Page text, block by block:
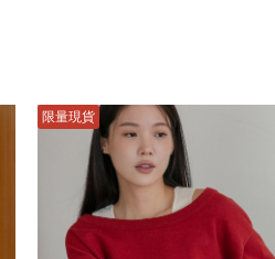
限量現貨